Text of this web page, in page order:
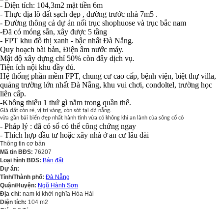
- Diện tích: 104,3m2 mặt tiền 6m
- Thực địa lô đất sạch đẹp , đường trước nhà 7m5 .
- Đường thông cả dự án nối trục shophuose và trục bắc nam
-Đã có móng sẵn, xây được 5 tầng
- FPT khu đô thị xanh - bậc nhất Đà Nẵng.
Quy hoạch bài bản, Điện âm nước máy.
Mật độ xây dựng chỉ 50% còn đây dịch vụ.
Tiện ích nội khu đầy đủ.
Hệ thống phần mềm FPT, chung cư cao cấp, bệnh viện, biệt thự villa,
quảng trường lớn nhất Đà Nẵng, khu vui chơi, condoltel, trường học
liên cấp.
-Không thiếu 1 thứ gì nằm trong quần thể.
Giá đất còn rẻ, vị trí vàng, còn sót tại đà nẵng.
vừa gần bãi biển đẹp nhất hành tinh vừa có không khí an lành của sông cổ cò
- Pháp lý : đã có sổ có thể công chứng ngay
- Thích hợp đầu tư hoặc xây nhà ở an cư lâu dài
Thông tin cơ bản
Mã tin BĐS: 76207
Loại hình BĐS: Bán đất
Dự án:
Tỉnh/Thành phố: Đà Nẵng
Quận/Huyện: Ngũ Hành Sơn
Địa chỉ: nam kì khởi nghĩa Hòa Hải
Diện tích: 104 m2